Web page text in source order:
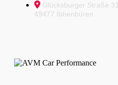
Glücksburger Straße 31
49477 Ibbenbüren